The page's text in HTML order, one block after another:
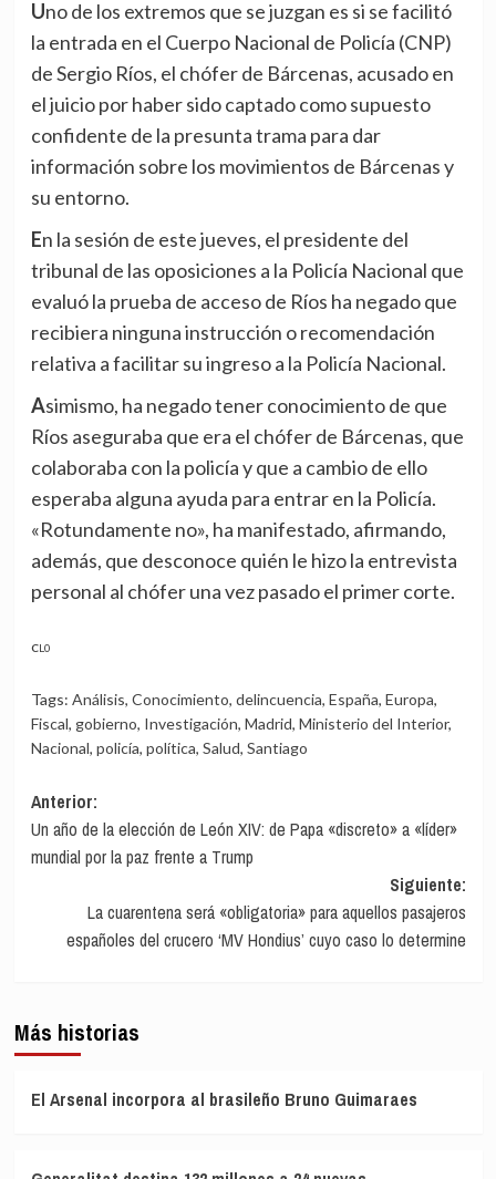
Uno de los extremos que se juzgan es si se facilitó
la entrada en el Cuerpo Nacional de Policía (CNP)
de Sergio Ríos, el chófer de Bárcenas, acusado en
el juicio por haber sido captado como supuesto
confidente de la presunta trama para dar
información sobre los movimientos de Bárcenas y
su entorno.
En la sesión de este jueves, el presidente del
tribunal de las oposiciones a la Policía Nacional que
evaluó la prueba de acceso de Ríos ha negado que
recibiera ninguna instrucción o recomendación
relativa a facilitar su ingreso a la Policía Nacional.
Asimismo, ha negado tener conocimiento de que
Ríos aseguraba que era el chófer de Bárcenas, que
colaboraba con la policía y que a cambio de ello
esperaba alguna ayuda para entrar en la Policía.
«Rotundamente no», ha manifestado, afirmando,
además, que desconoce quién le hizo la entrevista
personal al chófer una vez pasado el primer corte.
CL0
Tags: Análisis, Conocimiento, delincuencia, España, Europa,
Fiscal, gobierno, Investigación, Madrid, Ministerio del Interior,
Nacional, policía, política, Salud, Santiago
Navegación
de
entradas
Anterior:
Un año de la elección de León XIV: de Papa «discreto» a «líder»
mundial por la paz frente a Trump
Siguiente:
La cuarentena será «obligatoria» para aquellos pasajeros
españoles del crucero ‘MV Hondius’ cuyo caso lo determine
Más historias
El Arsenal incorpora al brasileño Bruno Guimaraes